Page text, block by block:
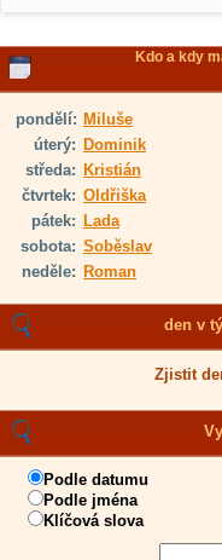
Kdo a kdy
pondělí: Miluše
úterý: Dominik
středa: Kristián
čtvrtek: Oldřiška
pátek: Lada
sobota: Soběslav
neděle: Roman
den v
Zjistit
Podle datumu
Podle jména
Klíčová slova